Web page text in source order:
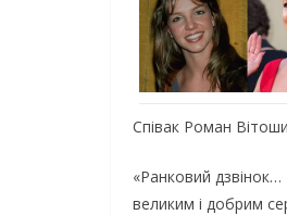
Співак Роман
«Ранковий
великим і добрим